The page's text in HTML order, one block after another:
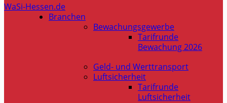
WaSi-Hessen.de
Branchen
Bewachungsgewerbe
Tarifrunde
Bewachung 2026
Geld- und Werttransport
Luftsicherheit
Tarifrunde
Luftsicherheit